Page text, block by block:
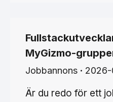
MyGizmo-
Jobbannons 2026-
Är du redo för ett